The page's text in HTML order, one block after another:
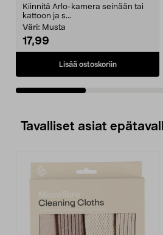
VMA1000
Kiinnitä Arlo-kamera seinään tai
kattoon ja s...
Väri: Musta
17,99
Lisää ostoskoriin
Tavalliset asiat